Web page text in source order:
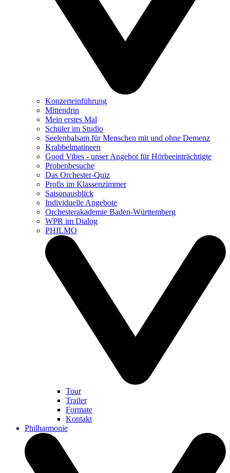
Konzerteinführung
Mittendrin
Mein erstes Mal
Schüler im Studio
Seelenbalsam für Menschen mit und ohne Demenz
Krabbelmatineen
Good Vibes - unser Angebot für Hörbeeinträchtigte
Probenbesuche
Das Orchester-Quiz
Profis im Klassenzimmer
Saisonausblick
Individuelle Angebote
Orchesterakademie Baden-Württemberg
WPR im Dialog
PHILMO
Tour
Trailer
Formate
Kontakt
Philharmonie